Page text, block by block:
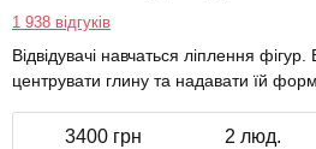
1 938 відгуків
Відвідувачі навчаться ліплення
центрувати глину та надавати їй
3400 грн 2 люд.